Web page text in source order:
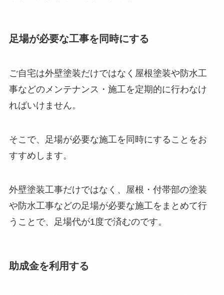
足場が必要な工事を同時にする
ご自宅は外壁塗装だけではなく屋根塗装や防水工
事などのメンテナンス・施工を定期的に行わなけ
ればいけません。
そこで、足場が必要な施工を同時にすることをお
すすめします。
外壁塗装工事だけではなく、屋根・付帯部の塗装
や防水工事などの足場が必要な施工をまとめて行
うことで、足場代が1度で済むのです。
助成金を利用する